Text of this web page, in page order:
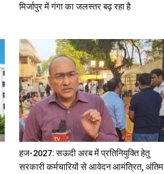
मिर्जापुर में गंगा का जलस्तर बढ़ रहा है
हज-2027: सऊदी अरब में प्रतिनियुक्ति हेतु
सरकारी कर्मचारियों से आवेदन आमंत्रित, अंतिम